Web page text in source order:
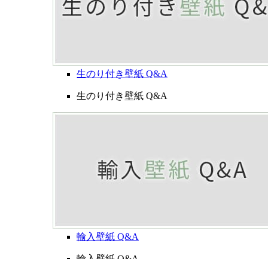
生のり付き壁紙 Q&A
生のり付き壁紙 Q&A
輸入壁紙 Q&A